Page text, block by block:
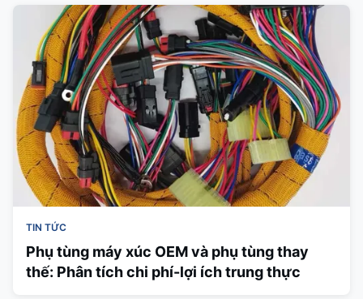
TIN TỨC
Phụ tùng máy xúc OEM và phụ tùng thay
thế: Phân tích chi phí-lợi ích trung thực